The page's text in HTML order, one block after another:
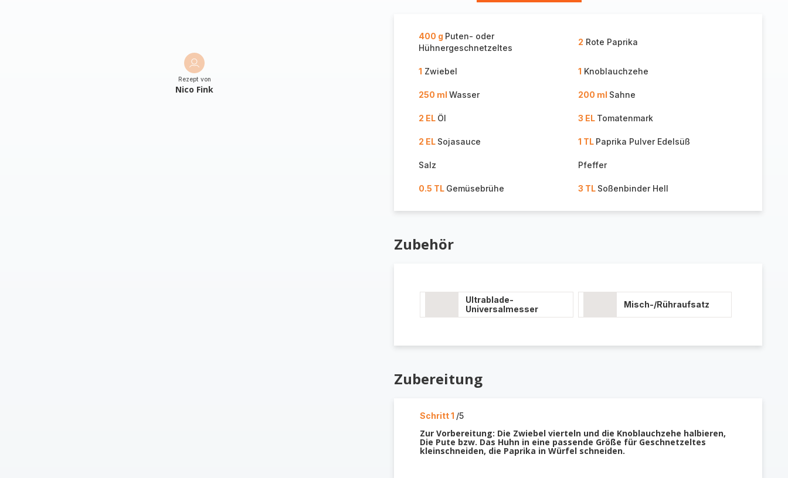
Rezept von
Nico Fink
400 g Puten- oder
Hühnergeschnetzeltes
2 Rote Paprika
1 Zwiebel 1 Knoblauchzehe
250 ml Wasser 200 ml Sahne
2 EL Öl 3 EL Tomatenmark
2 EL Sojasauce 1 TL Paprika Pulver Edelsüß
Salz Pfeffer
0.5 TL Gemüsebrühe 3 TL Soßenbinder Hell
Zubehör
Ultrablade-
Universalmesser
Misch-/Rühraufsatz
Zubereitung
Schritt 1 /5
Zur Vorbereitung: Die Zwiebel vierteln und die Knoblauchzehe halbieren,
Die Pute bzw. Das Huhn in eine passende Größe für Geschnetzeltes
kleinschneiden, die Paprika in Würfel schneiden.